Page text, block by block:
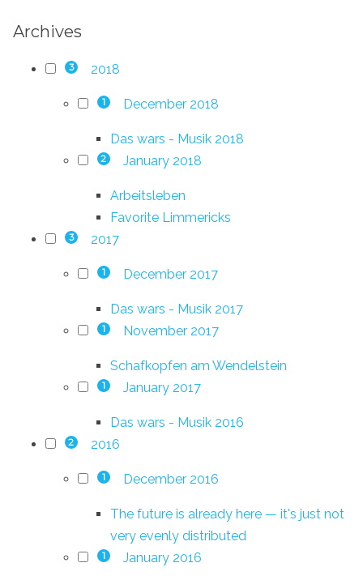
Archives
3 2018
1 December 2018
Das wars - Musik 2018
2 January 2018
Arbeitsleben
Favorite Limmericks
3 2017
1 December 2017
Das wars - Musik 2017
1 November 2017
Schafkopfen am Wendelstein
1 January 2017
Das wars - Musik 2016
2 2016
1 December 2016
The future is already here — it's just not
very evenly distributed
1 January 2016